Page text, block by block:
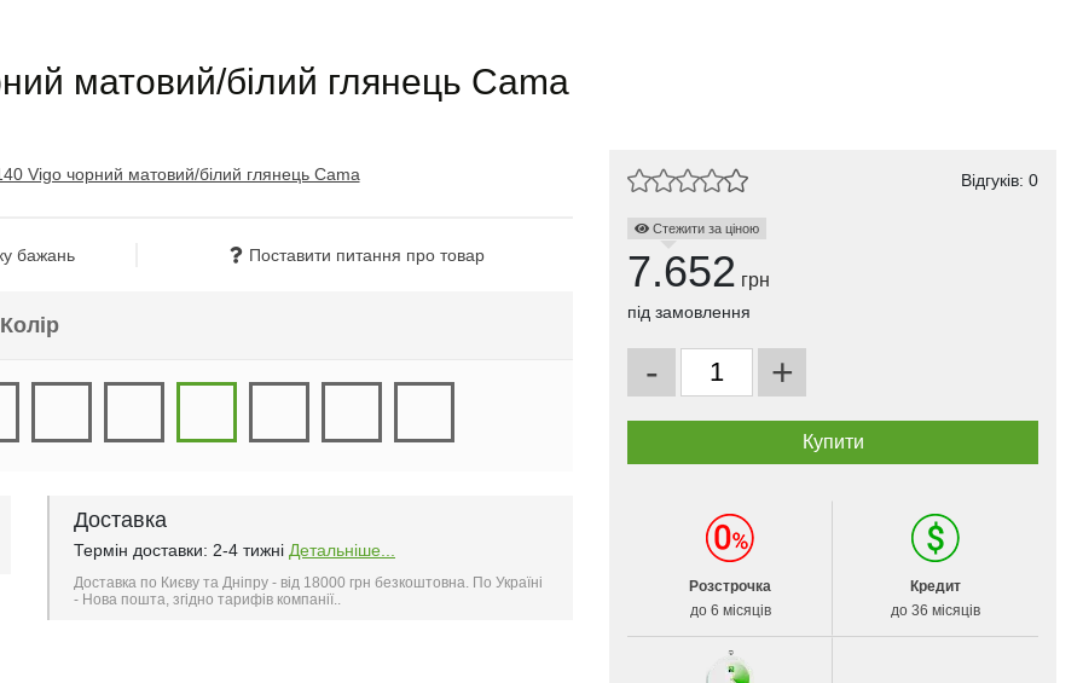
матовий/білий глянець Cama
бажань Поставити питання про товар
Колір
Доставка
Термін доставки: 2-4 тижні Детальніше...
Доставка по Києву та Дніпру - від 18000 грн безкоштовна. По Україні
- Нова пошта, згідно тарифів компанії..
Відгуків: 0
Стежити за ціною
7.652 грн
під замовлення
- +
Розстрочка
до 6 місяців
Кредит
до 36 місяців